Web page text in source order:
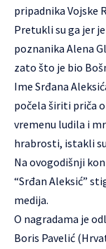
pripadnika Vojske
Pretukli su ga jer
poznanika Alena
zato što je bio
Ime Srđana
počela širiti priča
vremenu ludila i
hrabrosti, istakli
Na ovogodišnji
“Srđan Aleksić”
medija.
O nagradama je
Boris Pavelić